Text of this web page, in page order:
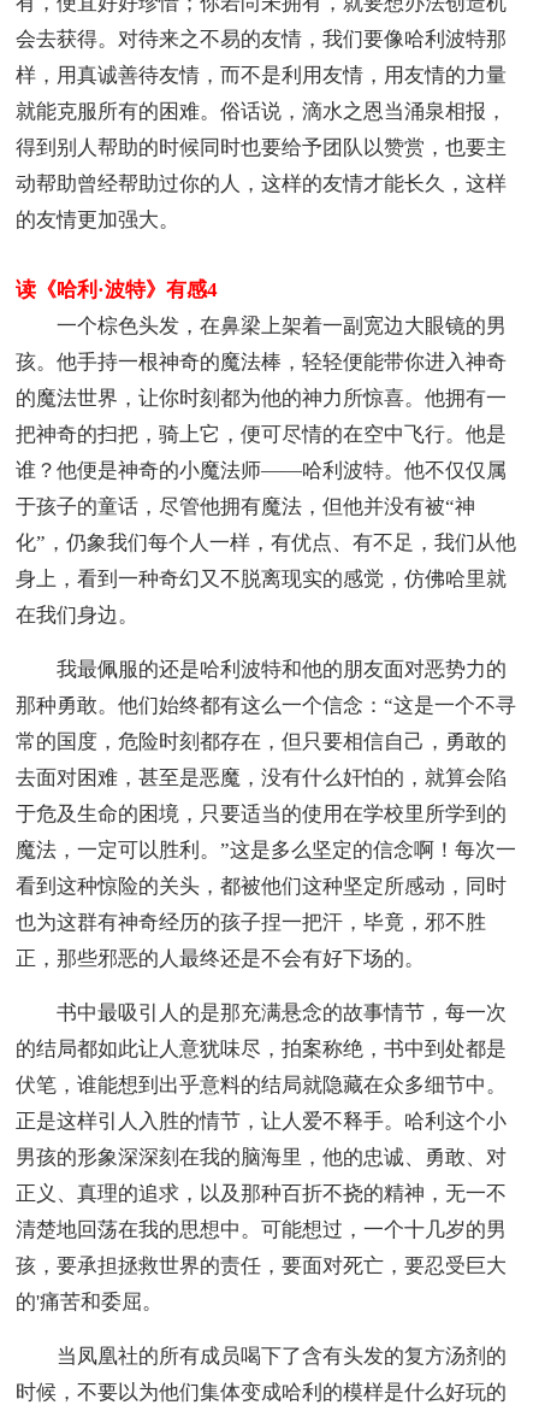
会去获得。对待来之不易的友情，我们要像哈利波特那
样，用真诚善待友情，而不是利用友情，用友情的力量
就能克服所有的困难。俗话说，滴水之恩当涌泉相报，
得到别人帮助的时候同时也要给予团队以赞赏，也要主
动帮助曾经帮助过你的人，这样的友情才能长久，这样
的友情更加强大。
读《哈利·波特》有感4
一个棕色头发，在鼻梁上架着一副宽边大眼镜的男
孩。他手持一根神奇的魔法棒，轻轻便能带你进入神奇
的魔法世界，让你时刻都为他的神力所惊喜。他拥有一
把神奇的扫把，骑上它，便可尽情的在空中飞行。他是
谁？他便是神奇的小魔法师——哈利波特。他不仅仅属
于孩子的童话，尽管他拥有魔法，但他并没有被“神
化”，仍象我们每个人一样，有优点、有不足，我们从他
身上，看到一种奇幻又不脱离现实的感觉，仿佛哈里就
在我们身边。
我最佩服的还是哈利波特和他的朋友面对恶势力的
那种勇敢。他们始终都有这么一个信念：“这是一个不寻
常的国度，危险时刻都存在，但只要相信自己，勇敢的
去面对困难，甚至是恶魔，没有什么奸怕的，就算会陷
于危及生命的困境，只要适当的使用在学校里所学到的
魔法，一定可以胜利。”这是多么坚定的信念啊！每次一
看到这种惊险的关头，都被他们这种坚定所感动，同时
也为这群有神奇经历的孩子捏一把汗，毕竟，邪不胜
正，那些邪恶的人最终还是不会有好下场的。
书中最吸引人的是那充满悬念的故事情节，每一次
的结局都如此让人意犹味尽，拍案称绝，书中到处都是
伏笔，谁能想到出乎意料的结局就隐藏在众多细节中。
正是这样引人入胜的情节，让人爱不释手。哈利这个小
男孩的形象深深刻在我的脑海里，他的忠诚、勇敢、对
正义、真理的追求，以及那种百折不挠的精神，无一不
清楚地回荡在我的思想中。可能想过，一个十几岁的男
孩，要承担拯救世界的责任，要面对死亡，要忍受巨大
的'痛苦和委屈。
当凤凰社的所有成员喝下了含有头发的复方汤剂的
时候，不要以为他们集体变成哈利的模样是什么好玩的